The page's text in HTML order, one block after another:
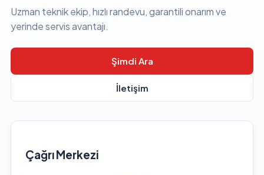
Uzman teknik ekip, hızlı randevu, garantili onarım ve
yerinde servis avantajı.
Şimdi Ara
İletişim
Çağrı Merkezi